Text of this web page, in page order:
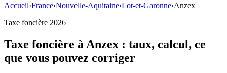
Accueil›France›Nouvelle-Aquitaine›Lot-et-Garonne›Anzex
Taxe foncière 2026
Taxe foncière àAnzex : taux, calcul, ce
que vous pouvez corriger